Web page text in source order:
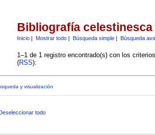
Bibliografía celestinesca
Inicio| Mostrar todo| Búsqueda simple| Búsqueda
1–1 de 1 registro encontrado(s) con los
(RSS):
y visualización
todo